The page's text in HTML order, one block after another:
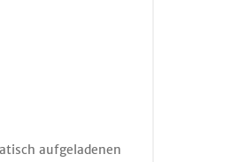
aufgeladenen